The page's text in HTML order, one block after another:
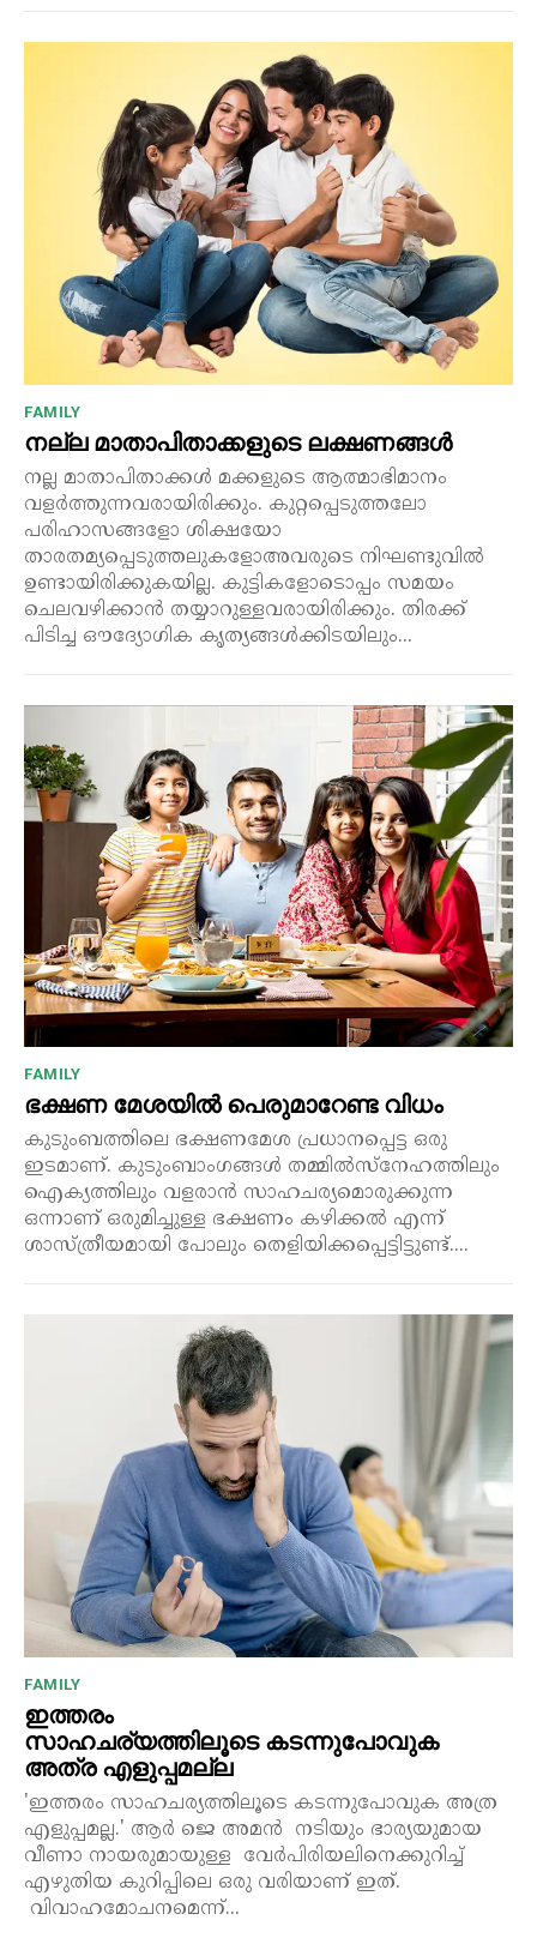
FAMILY
നല്ല മാതാപിതാക്കളുടെ ലക്ഷണങ്ങൾ
നല്ല മാതാപിതാക്കൾ മക്കളുടെ ആത്മാഭിമാനം
വളർത്തുന്നവരായിരിക്കും. കുറ്റപ്പെടുത്തലോ
പരിഹാസങ്ങളോ ശിക്ഷയോ
താരതമ്യപ്പെടുത്തലുകളോഅവരുടെ നിഘണ്ടുവിൽ
ഉണ്ടായിരിക്കുകയില്ല. കുട്ടികളോടൊപ്പം സമയം
ചെലവഴിക്കാൻ തയ്യാറുള്ളവരായിരിക്കും. തിരക്ക്
പിടിച്ച ഔദ്യോഗിക കൃത്യങ്ങൾക്കിടയിലും...
FAMILY
ഭക്ഷണ മേശയിൽ പെരുമാറേണ്ട വിധം
കുടുംബത്തിലെ ഭക്ഷണമേശ പ്രധാനപ്പെട്ട ഒരു
ഇടമാണ്. കുടുംബാംഗങ്ങൾ തമ്മിൽസ്നേഹത്തിലും
ഐക്യത്തിലും വളരാൻ സാഹചര്യമൊരുക്കുന്ന
ഒന്നാണ് ഒരുമിച്ചുള്ള ഭക്ഷണം കഴിക്കൽ എന്ന്
ശാസ്ത്രീയമായി പോലും തെളിയിക്കപ്പെട്ടിട്ടുണ്ട്....
FAMILY
ഇത്തരം
സാഹചര്യത്തിലൂടെ കടന്നുപോവുക
അത്ര എളുപ്പമല്ല
'ഇത്തരം സാഹചര്യത്തിലൂടെ കടന്നുപോവുക അത്ര
എളുപ്പമല്ല.' ആർ ജെ അമൻ നടിയും ഭാര്യയുമായ
വീണാ നായരുമായുള്ള വേർപിരിയലിനെക്കുറിച്ച്
എഴുതിയ കുറിപ്പിലെ ഒരു വരിയാണ് ഇത്.
വിവാഹമോചനമെന്ന്...